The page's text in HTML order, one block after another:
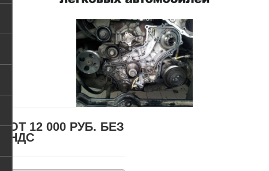
ОТ 12 000 РУБ. БЕЗ
НДС